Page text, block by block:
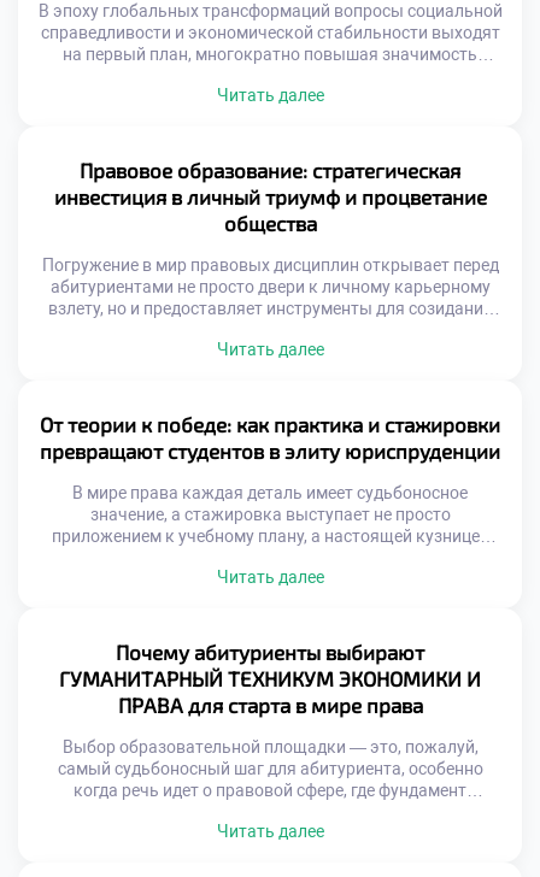
В эпоху глобальных трансформаций вопросы социальной
справедливости и экономической стабильности выходят
на первый план, многократно повышая значимость
перестали быть просто толкователями нормативных
частными интересами и государственным благом.
Именно поэтому осознанное обучение в хорошем
техникуме становится тем самым […]
Читать далее
Правовое образование: стратегическая
инвестиция в личный триумф и процветание
общества
Погружение в мир правовых дисциплин открывает перед
абитуриентами не просто двери к личному карьерному
взлету, но и предоставляет инструменты для созидания
постигающие тонкости законодательства, по сути,
отстаивать верховенство закона. Именно поэтому
осознанное обучение в московском техникуме выступает
тем самым надежным трамплином, который […]
Читать далее
От теории к победе: как практика и стажировки
превращают студентов в элиту юриспруденции
В мире права каждая деталь имеет судьбоносное
значение, а стажировка выступает не просто
приложением к учебному плану, а настоящей кузницей
реальную правовую среду трансформирует сознание
техникуме становится тем самым надежным трамплином,
который позволяет студентам с первых дней […]
Читать далее
Почему абитуриенты выбирают
ГУМАНИТАРНЫЙ ТЕХНИКУМ ЭКОНОМИКИ И
ПРАВА для старта в мире права
Выбор образовательной площадки — это, пожалуй,
самый судьбоносный шаг для абитуриента, особенно
когда речь идет о правовой сфере, где фундамент
полученных знаний напрямую зависят профессиональная
Читать далее